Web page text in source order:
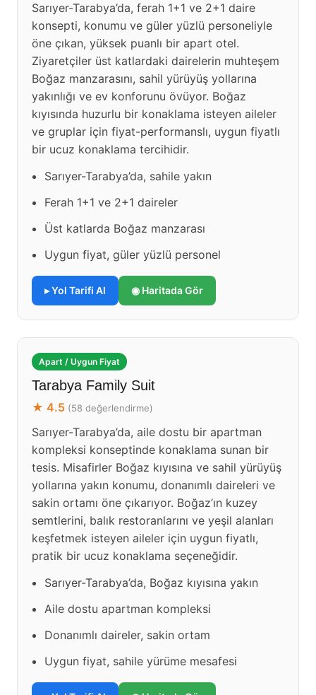
Sarıyer-Tarabya’da, ferah 1+1 ve 2+1 daire
konsepti, konumu ve güler yüzlü personeliyle
öne çıkan, yüksek puanlı bir apart otel.
Ziyaretçiler üst katlardaki dairelerin muhteşem
Boğaz manzarasını, sahil yürüyüş yollarına
yakınlığı ve ev konforunu övüyor. Boğaz
kıyısında huzurlu bir konaklama isteyen aileler
ve gruplar için fiyat-performanslı, uygun fiyatlı
bir ucuz konaklama tercihidir.
Sarıyer-Tarabya’da, sahile yakın
Ferah 1+1 ve 2+1 daireler
Üst katlarda Boğaz manzarası
Uygun fiyat, güler yüzlü personel
▸ Yol Tarifi Al ◉ Haritada Gör
Apart / Uygun Fiyat
Tarabya Family Suit
★ 4.5 (58 değerlendirme)
Sarıyer-Tarabya’da, aile dostu bir apartman
kompleksi konseptinde konaklama sunan bir
tesis. Misafirler Boğaz kıyısına ve sahil yürüyüş
yollarına yakın konumu, donanımlı daireleri ve
sakin ortamı öne çıkarıyor. Boğaz’ın kuzey
semtlerini, balık restoranlarını ve yeşil alanları
keşfetmek isteyen aileler için uygun fiyatlı,
pratik bir ucuz konaklama seçeneğidir.
Sarıyer-Tarabya’da, Boğaz kıyısına yakın
Aile dostu apartman kompleksi
Donanımlı daireler, sakin ortam
Uygun fiyat, sahile yürüme mesafesi